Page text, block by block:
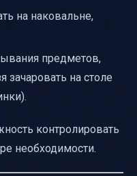
на наковальне,
предметов,
зачаровать на столе
контролировать
необходимости.